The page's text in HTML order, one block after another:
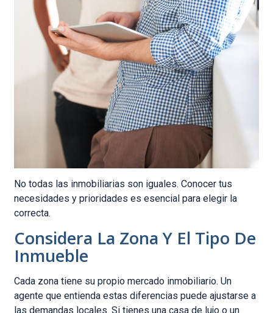
No todas las inmobiliarias son iguales. Conocer tus
necesidades y prioridades es esencial para elegir la
correcta.
Considera La Zona Y El Tipo De
Inmueble
Cada zona tiene su propio mercado inmobiliario. Un
agente que entienda estas diferencias puede ajustarse a
las demandas locales. Si tienes una casa de lujo o un